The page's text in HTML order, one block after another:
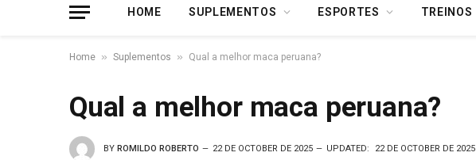
HOME SUPLEMENTOS ESPORTES TREINOS
Home » Suplementos » Qual a melhor maca peruana?
Qual a melhor maca peruana?
BY ROMILDO ROBERTO 22 DE OCTOBER DE 2025 UPDATED: 22 DE OCTOBER DE 2025